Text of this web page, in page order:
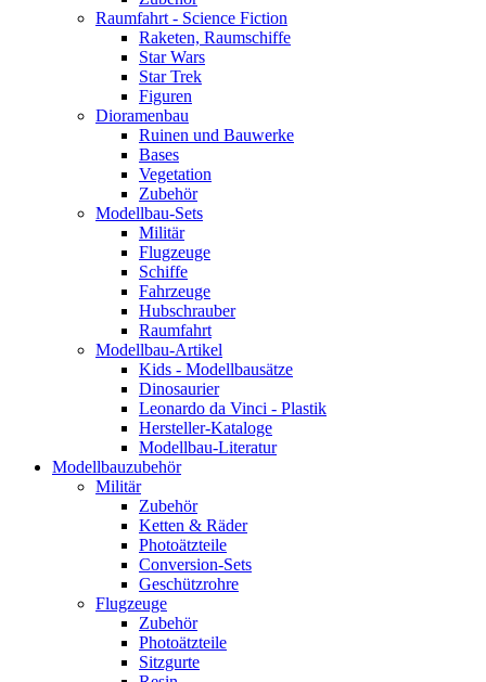
Raumfahrt - Science Fiction
Raketen, Raumschiffe
Star Wars
Star Trek
Figuren
Dioramenbau
Ruinen und Bauwerke
Bases
Vegetation
Zubehör
Modellbau-Sets
Militär
Flugzeuge
Schiffe
Fahrzeuge
Hubschrauber
Raumfahrt
Modellbau-Artikel
Kids - Modellbausätze
Dinosaurier
Leonardo da Vinci - Plastik
Hersteller-Kataloge
Modellbau-Literatur
Modellbauzubehör
Militär
Zubehör
Ketten & Räder
Photoätzteile
Conversion-Sets
Geschützrohre
Flugzeuge
Zubehör
Photoätzteile
Sitzgurte